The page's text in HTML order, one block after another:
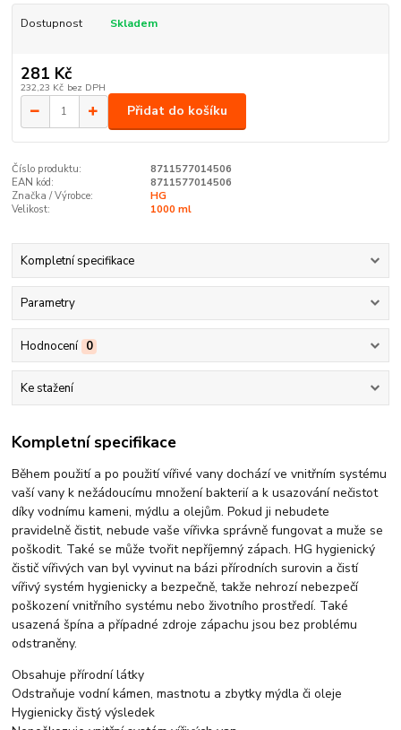
Dostupnost Skladem
281 Kč
232,23 Kč bez DPH
Přidat do košíku
Číslo produktu:
8711577014506
EAN kód:
8711577014506
Značka / Výrobce:
HG
Velikost:
1000 ml
Kompletní specifikace
Parametry
Hodnocení 0
Ke stažení
Kompletní specifikace
Během použití a po použití vířivé vany dochází ve vnitřním systému
vaší vany k nežádoucímu množení bakterií a k usazování nečistot
díky vodnímu kameni, mýdlu a olejům. Pokud ji nebudete
pravidelně čistit, nebude vaše vířivka správně fungovat a muže se
poškodit. Také se může tvořit nepříjemný zápach. HG hygienický
čistič vířivých van byl vyvinut na bázi přírodních surovin a čistí
vířivý systém hygienicky a bezpečně, takže nehrozí nebezpečí
poškození vnitřního systému nebo životního prostředí. Také
usazená špína a případné zdroje zápachu jsou bez problému
odstraněny.
Obsahuje přírodní látky
Odstraňuje vodní kámen, mastnotu a zbytky mýdla či oleje
Hygienicky čistý výsledek